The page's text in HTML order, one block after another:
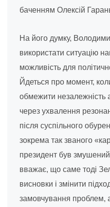
баченням Олексій
На його думку,
використати ситуацію
можливість для
Йдеться про момент,
обмежити незалежність
через ухвалення
після суспільного
зокрема так званого
президент був змушений
вважає, що саме тоді
висновки і змінити
замовчування проблем,